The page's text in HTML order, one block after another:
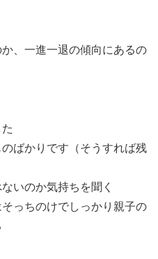
、一進一退の傾向にあるの
ばかりです（そうすれば残
いのか気持ちを聞く
っちのけでしっかり親子の